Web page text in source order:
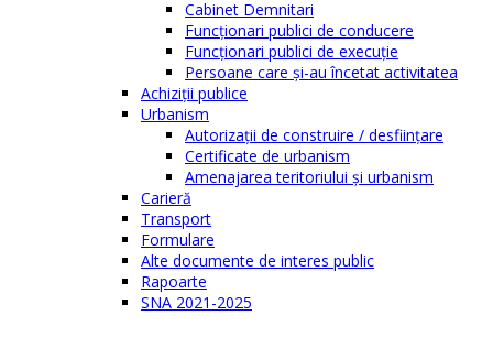
Cabinet Demnitari
Funcţionari publici de conducere
Funcționari publici de execuție
Persoane care şi-au încetat activitatea
Achiziţii publice
Urbanism
Autorizații de construire / desființare
Certificate de urbanism
Amenajarea teritoriului şi urbanism
Carieră
Transport
Formulare
Alte documente de interes public
Rapoarte
SNA 2021-2025